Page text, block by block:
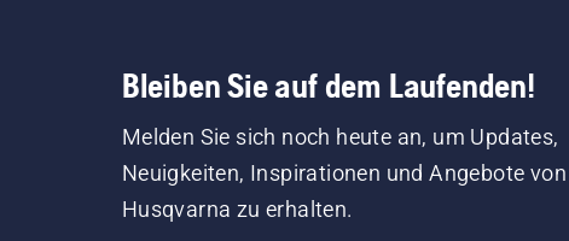
Bleiben Sie auf dem Laufenden!
Melden Sie sich noch heute an, um Updates,
Neuigkeiten, Inspirationen und Angebote von
Husqvarna zu erhalten.